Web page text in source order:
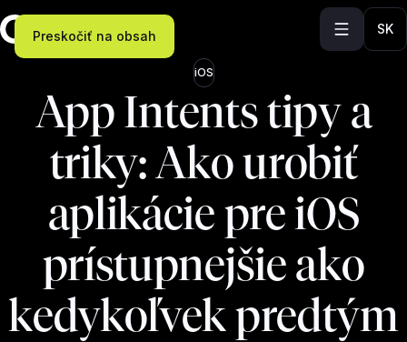
Preskočiť na obsah SK
iOS
App Intents tipy a
triky: Ako urobiť
aplikácie pre iOS
prístupnejšie ako
kedykoľvek predtým